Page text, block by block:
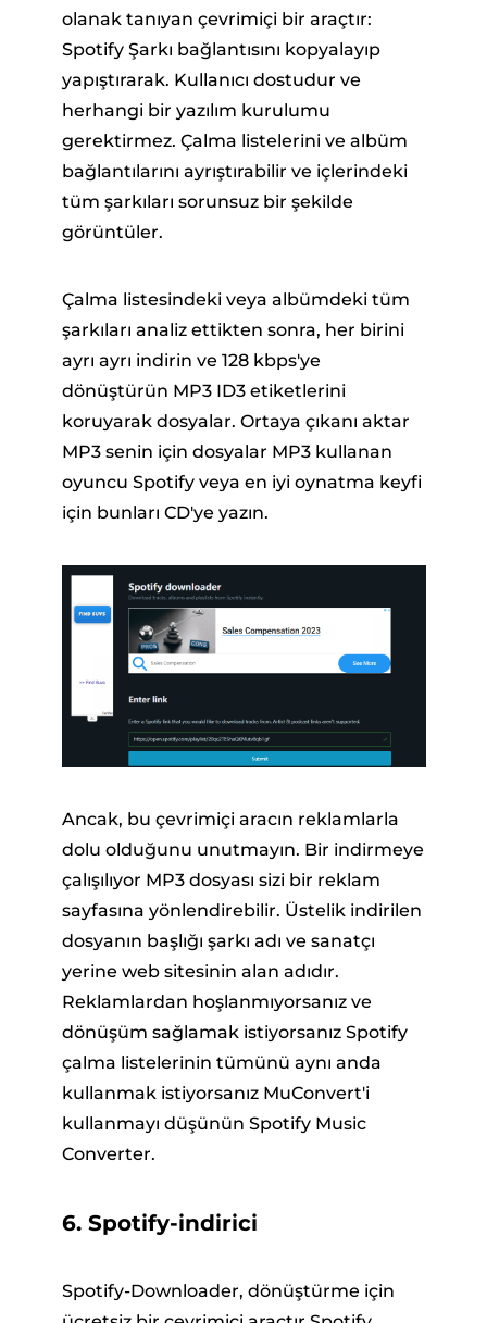
olanak tanıyan çevrimiçi bir araçtır:
Spotify Şarkı bağlantısını kopyalayıp
yapıştırarak. Kullanıcı dostudur ve
herhangi bir yazılım kurulumu
gerektirmez. Çalma listelerini ve albüm
bağlantılarını ayrıştırabilir ve içlerindeki
tüm şarkıları sorunsuz bir şekilde
görüntüler.
Çalma listesindeki veya albümdeki tüm
şarkıları analiz ettikten sonra, her birini
ayrı ayrı indirin ve 128 kbps'ye
dönüştürün MP3 ID3 etiketlerini
koruyarak dosyalar. Ortaya çıkanı aktar
MP3 senin için dosyalar MP3 kullanan
oyuncu Spotify veya en iyi oynatma keyfi
için bunları CD'ye yazın.
Ancak, bu çevrimiçi aracın reklamlarla
dolu olduğunu unutmayın. Bir indirmeye
çalışılıyor MP3 dosyası sizi bir reklam
sayfasına yönlendirebilir. Üstelik indirilen
dosyanın başlığı şarkı adı ve sanatçı
yerine web sitesinin alan adıdır.
Reklamlardan hoşlanmıyorsanız ve
dönüşüm sağlamak istiyorsanız Spotify
çalma listelerinin tümünü aynı anda
kullanmak istiyorsanız MuConvert'i
kullanmayı düşünün Spotify Music
Converter.
6. Spotify-indirici
Spotify-Downloader, dönüştürme için